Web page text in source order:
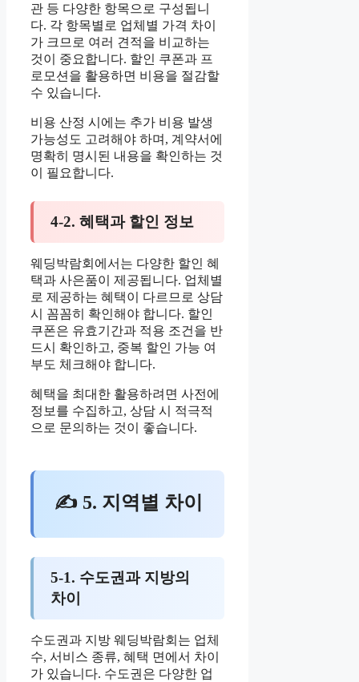
관 등 다양한 항목으로 구성됩니
다. 각 항목별로 업체별 가격 차이
가 크므로 여러 견적을 비교하는
것이 중요합니다. 할인 쿠폰과 프
로모션을 활용하면 비용을 절감할
수 있습니다.
비용 산정 시에는 추가 비용 발생
가능성도 고려해야 하며, 계약서에
명확히 명시된 내용을 확인하는 것
이 필요합니다.
4-2. 혜택과 할인 정보
웨딩박람회에서는 다양한 할인 혜
택과 사은품이 제공됩니다. 업체별
로 제공하는 혜택이 다르므로 상담
시 꼼꼼히 확인해야 합니다. 할인
쿠폰은 유효기간과 적용 조건을 반
드시 확인하고, 중복 할인 가능 여
부도 체크해야 합니다.
혜택을 최대한 활용하려면 사전에
정보를 수집하고, 상담 시 적극적
으로 문의하는 것이 좋습니다.
✍ 5. 지역별 차이
5-1. 수도권과 지방의
차이
수도권과 지방 웨딩박람회는 업체
수, 서비스 종류, 혜택 면에서 차이
가 있습니다. 수도권은 다양한 업